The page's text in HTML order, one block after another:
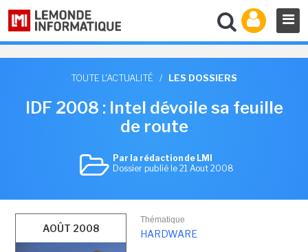
TOUTE L'ACTUALITÉ / LES DOSSIERS
IDF 2008 : Intel dévoile sa feuille
de route
Par la rédaction de LMI
Dossier publié le 21 Aout 2008
AOÛT 2008
Thématique
HARDWARE